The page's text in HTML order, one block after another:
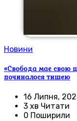
Новини
«Свобода має свою
починалося тишею
16 Липня,
3 хв Читати
0 Поширили